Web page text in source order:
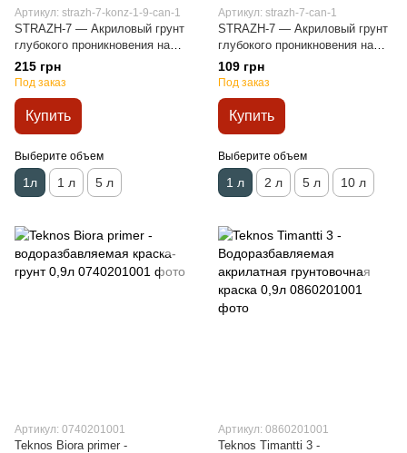
Артикул: strazh-7-konz-1-9-can-1
STRAZH-7 — Акриловый грунт
глубокого проникновения на
водной основе концентрат 1:9
1 л
215 грн
Под заказ
Купить
Выберите объем
1л 1 л 5 л
Артикул: strazh-7-can-1
STRAZH-7 — Акриловый грунт
глубокого проникновения на
водной основе 1 л
109 грн
Под заказ
Купить
Выберите объем
1 л 2 л 5 л 10 л
Артикул: 0740201001
Teknos Biora primer -
Артикул: 0860201001
Teknos Timantti 3 -